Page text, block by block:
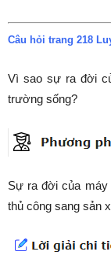
Câu hỏi trang 218
Vì sao sự ra đời
trường sống?
Sự ra đời của máy
thủ công sang sản